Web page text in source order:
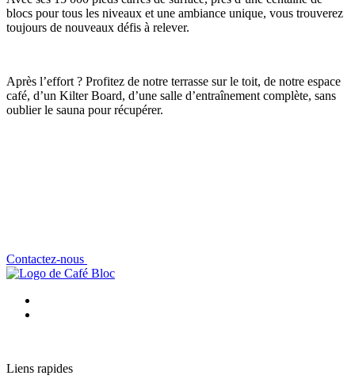
blocs pour tous les niveaux et une ambiance unique, vous trouverez
toujours de nouveaux défis à relever.
Après l’effort ? Profitez de notre terrasse sur le toit, de notre espace
café, d’un Kilter Board, d’une salle d’entraînement complète, sans
oublier le sauna pour récupérer.
Contactez-nous
Liens rapides